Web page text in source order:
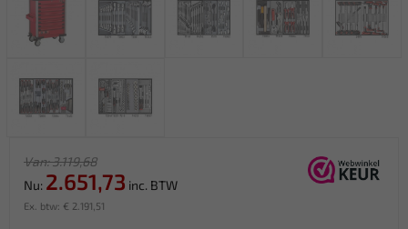
Van: 3.119,68
Nu: 2.651,73 inc. BTW
Ex. btw: € 2.191,51